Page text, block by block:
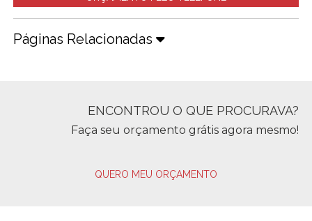
Páginas Relacionadas
ENCONTROU O QUE PROCURAVA?
Faça seu orçamento grátis agora mesmo!
QUERO MEU ORÇAMENTO